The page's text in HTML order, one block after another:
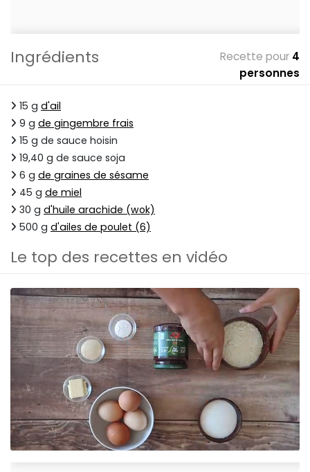
Ingrédients Recette pour 4
personnes
15 g d'ail
9 g de gingembre frais
15 g de sauce hoisin
19,40 g de sauce soja
6 g de graines de sésame
45 g de miel
30 g d'huile arachide (wok)
500 g d'ailes de poulet (6)
Le top des recettes en vidéo